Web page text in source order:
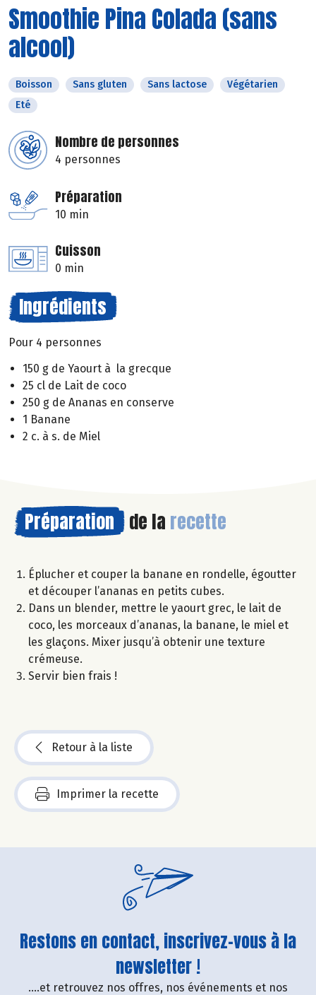
Smoothie Pina Colada (sans
alcool)
Boisson Sans gluten Sans lactose
Végétarien
Eté
Nombre de personnes
4 personnes
Préparation
10 min
Cuisson
0 min
Ingrédients
Pour 4 personnes
150 g de Yaourt à la grecque
25 cl de Lait de coco
250 g de Ananas en conserve
1 Banane
2 c. à s. de Miel
Préparation de la recette
Éplucher et couper la banane en rondelle, égoutter
et découper l’ananas en petits cubes.
Dans un blender, mettre le yaourt grec, le lait de
coco, les morceaux d’ananas, la banane, le miel et
les glaçons. Mixer jusqu’à obtenir une texture
crémeuse.
Servir bien frais !
Retour à la liste
Imprimer la recette
Restons en contact, inscrivez-vous à la
newsletter !
....et retrouvez nos offres, nos événements et nos